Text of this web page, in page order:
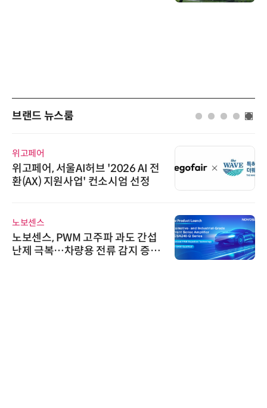
브랜드 뉴스룸
위고페어
위고페어, 서울AI허브 '2026 AI 전
환(AX) 지원사업' 컨소시엄 선정
노보센스
노보센스, PWM 고주파 과도 간섭
난제 극복…차량용 전류 감지 증폭